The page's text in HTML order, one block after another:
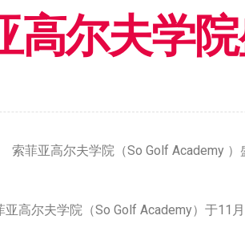
高尔夫学
索菲亚高尔夫学院（So Golf Academy ）
高尔夫学院（So Golf Academy）于11